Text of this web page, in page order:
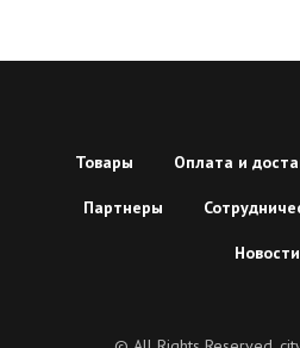
Товары Оплата и
Партнеры
Новости